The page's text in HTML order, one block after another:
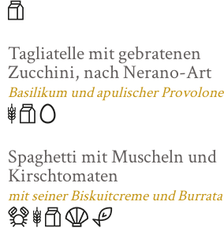
Tagliatelle mit gebratenen
Zucchini, nach Nerano-Art
Basilikum und apulischer Provolone
Spaghetti mit Muscheln und
Kirschtomaten
mit seiner Biskuitcreme und Burrata